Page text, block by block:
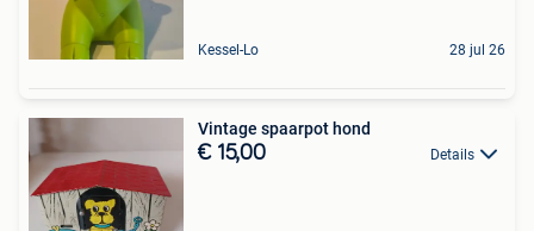
Kessel-Lo 28 jul 26
Vintage spaarpot hond
€ 15,00 Details